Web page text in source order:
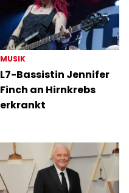
MUSIK
L7-Bassistin Jennifer
Finch an Hirnkrebs
erkrankt